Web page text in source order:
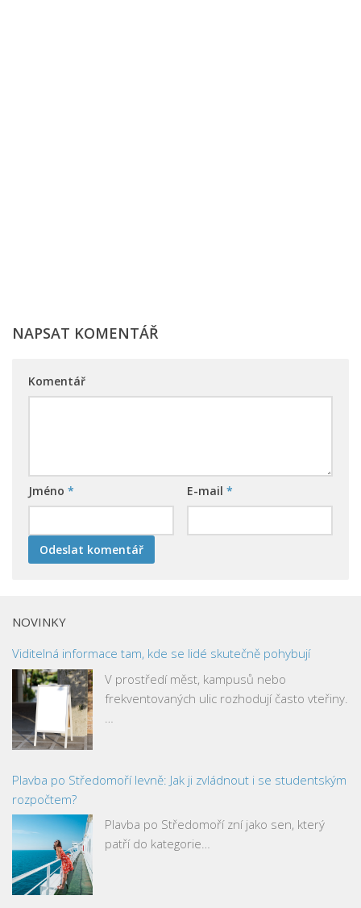
NAPSAT KOMENTÁŘ
Komentář
Jméno * E-mail *
NOVINKY
Viditelná informace tam, kde se lidé skutečně pohybují
V prostředí měst, kampusů nebo
frekventovaných ulic rozhodují často vteřiny.
Plavba po Středomoří levně: Jak ji zvládnout i se studentským
rozpočtem?
Plavba po Středomoří zní jako sen, který
patří do kategorie…